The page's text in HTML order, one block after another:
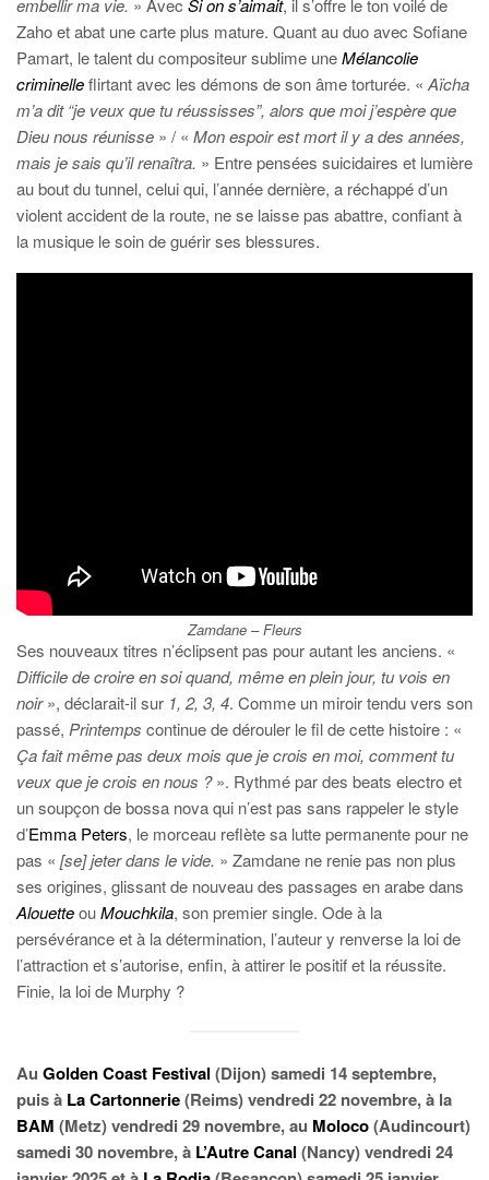
embellir ma vie. » Avec Si on s’aimait, il s’offre le ton voilé de
Zaho et abat une carte plus mature. Quant au duo avec Sofiane
Pamart, le talent du compositeur sublime uneMélancolie
criminelleflirtant avec les démons de son âme torturée. « Aïcha
m’a dit “je veux que tu réussisses”, alors que moi j’espère que
Dieu nous réunisse » / « Mon espoir est mort il y a des années,
mais je sais qu’il renaîtra. » Entre pensées suicidaires et lumière
au bout du tunnel, celui qui, l’année dernière, a réchappé d’un
violent accident de la route, ne se laisse pas abattre, confiant à
la musique le soin de guérir ses blessures.
Zamdane –Fleurs
Ses nouveaux titres n’éclipsent pas pour autant les anciens. «
Difficile de croire en soi quand, même en plein jour, tu vois en
noir», déclarait-il sur 1, 2, 3, 4. Comme un miroir tendu vers son
passé, Printemps continue de dérouler le fil de cette histoire : «
Ça fait même pas deux mois que je crois en moi, comment tu
veux que je crois en nous ?». Rythmé par des beats electro et
un soupçon de bossa nova qui n’est pas sans rappeler le style
d’Emma Peters, le morceau reflète sa lutte permanente pour ne
pas « [se] jeter dans le vide. » Zamdane ne renie pas non plus
ses origines, glissant de nouveau des passages en arabe dans
AlouetteouMouchkila, son premier single. Ode à la
persévérance et à la détermination, l’auteur y renverse la loi de
l’attraction et s’autorise, enfin, à attirer le positif et la réussite.
Finie, la loi de Murphy ?
Au Golden Coast Festival (Dijon) samedi 14 septembre,
puis à La Cartonnerie(Reims) vendredi 22 novembre, à la
BAM (Metz) vendredi 29 novembre, au Moloco(Audincourt)
samedi 30 novembre, à L’Autre Canal (Nancy) vendredi 24